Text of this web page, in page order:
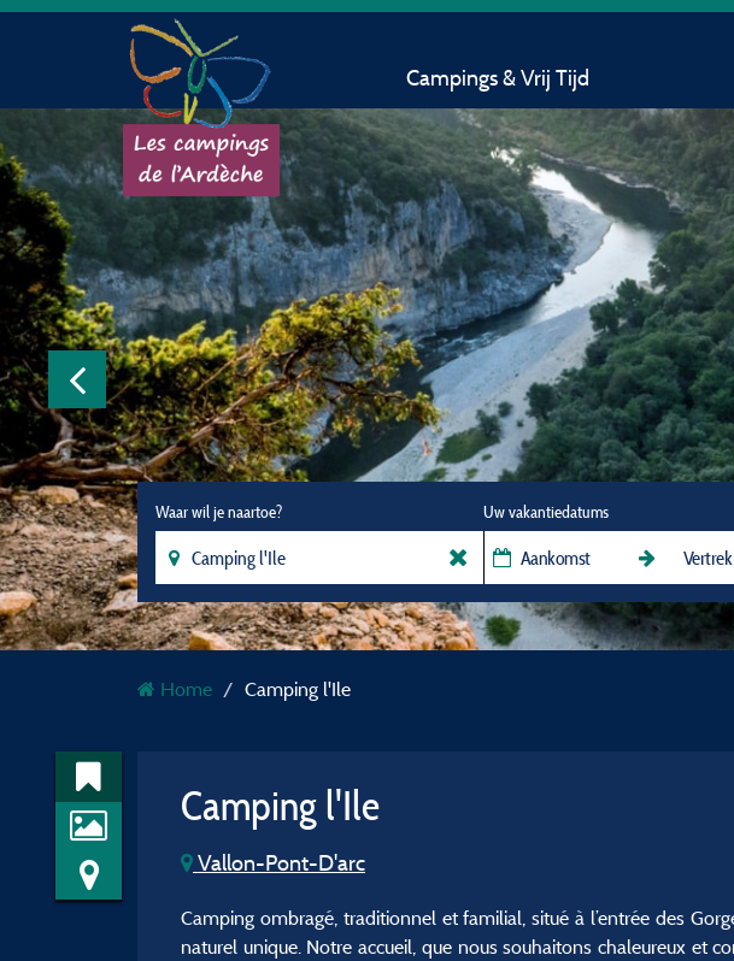
Campings & Vrij Tijd
Waar wil je naartoe? Uw vakantiedatums
Home Camping l'Ile
Camping l'Ile
Vallon-Pont-D'arc
Camping ombragé, traditionnel et familial, situé à l’entrée des
naturel unique. Notre accueil, que nous souhaitons chaleureux et